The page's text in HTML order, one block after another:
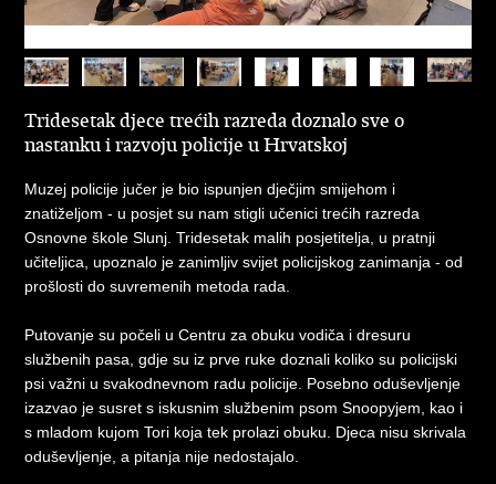
Tridesetak djece trećih razreda doznalo sve o
nastanku i razvoju policije u Hrvatskoj
Muzej policije jučer je bio ispunjen dječjim smijehom i
znatiželjom - u posjet su nam stigli učenici trećih razreda
Osnovne škole Slunj. Tridesetak malih posjetitelja, u pratnji
učiteljica, upoznalo je zanimljiv svijet policijskog zanimanja - od
prošlosti do suvremenih metoda rada.
Putovanje su počeli u Centru za obuku vodiča i dresuru
službenih pasa, gdje su iz prve ruke doznali koliko su policijski
psi važni u svakodnevnom radu policije. Posebno oduševljenje
izazvao je susret s iskusnim službenim psom Snoopyjem, kao i
s mladom kujom Tori koja tek prolazi obuku. Djeca nisu skrivala
oduševljenje, a pitanja nije nedostajalo.